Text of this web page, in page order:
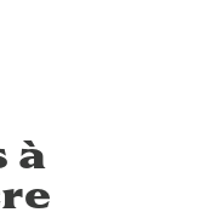
à